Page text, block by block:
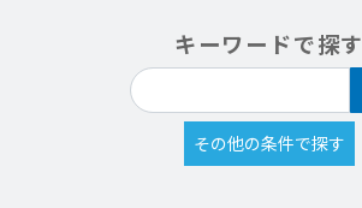
キーワードで探す